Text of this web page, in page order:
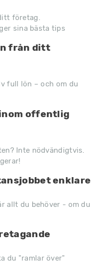
företag.
sina bästa tips
från ditt
full lön – och om du
offentlig
Inte nödvändigtvis.
enklare
allt du behöver - om du
du "ramlar över"